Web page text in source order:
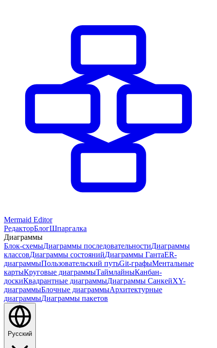
Mermaid Editor
РедакторБлогШпаргалка
Диаграммы
Блок-схемыДиаграммы последовательностиДиаграммы
классовДиаграммы состоянийДиаграммы ГантаER-
диаграммыПользовательский путьGit-графыМентальные
картыКруговые диаграммыТаймлайныКанбан-
доскиКвадрантные диаграммыДиаграммы СанкейXY-
диаграммыБлочные диаграммыАрхитектурные
диаграммыДиаграммы пакетов
Русский